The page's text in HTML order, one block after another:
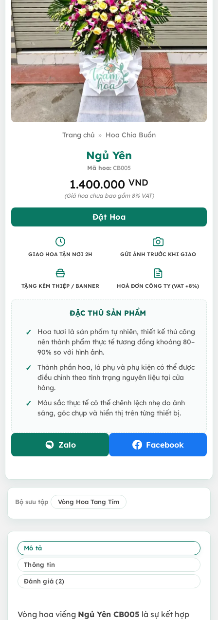
Trang chủ » Hoa Chia Buồn
Ngủ Yên
Mã hoa: CB005
1.400.000 VND
(Giá hoa chưa bao gồm 8% VAT)
Đặt Hoa
GIAO HOA TẬN NƠI 2H GỬI ẢNH TRƯỚC KHI GIAO
TẶNG KÈM THIỆP / BANNER HOÁ ĐƠN CÔNG TY (VAT +8%)
ĐẶC THÙ SẢN PHẨM
Hoa tươi là sản phẩm tự nhiên, thiết kế thủ công
nên thành phẩm thực tế tương đồng khoảng 80–
90% so với hình ảnh.
Thành phần hoa, lá phụ và phụ kiện có thể được
điều chỉnh theo tình trạng nguyên liệu tại cửa
hàng.
Màu sắc thực tế có thể chênh lệch nhẹ do ánh
sáng, góc chụp và hiển thị trên từng thiết bị.
Zalo Facebook
Bộ sưu tập Vòng Hoa Tang Tím
Mô tả
Thông tin
Đánh giá (2)
Vòng hoa viếng Ngủ Yên CB005 là sự kết hợp